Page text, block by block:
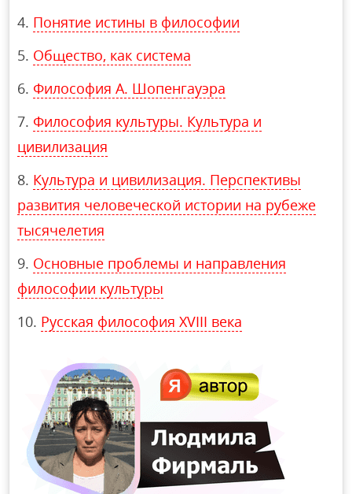
Понятие истины в философии
Общество, как система
Философия А. Шопенгауэра
Философия культуры. Культура и
цивилизация
Культура и цивилизация. Перспективы
развития человеческой истории на рубеже
тысячелетия
Основные проблемы и направления
философии культуры
Русская философия XVIII века